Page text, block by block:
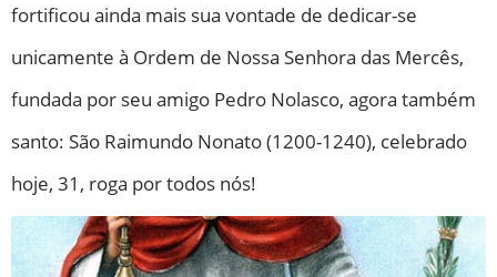
fortificou ainda mais sua vontade de dedicar-se
unicamente à Ordem de Nossa Senhora das Mercês,
fundada por seu amigo Pedro Nolasco, agora também
santo: São Raimundo Nonato (1200-1240), celebrado
hoje, 31, roga por todos nós!